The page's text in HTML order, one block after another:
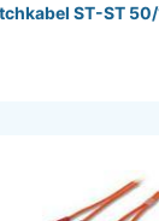
ST-ST